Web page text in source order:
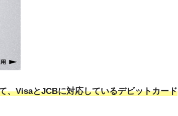
、VisaとJCBに対応しているデビットカード